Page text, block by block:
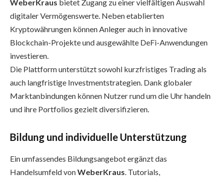
WeberKraus bietet Zugang zu einer vielfältigen Auswahl
digitaler Vermögenswerte. Neben etablierten
Kryptowährungen können Anleger auch in innovative
Blockchain-Projekte und ausgewählte DeFi-Anwendungen
investieren.
Die Plattform unterstützt sowohl kurzfristiges Trading als
auch langfristige Investmentstrategien. Dank globaler
Marktanbindungen können Nutzer rund um die Uhr handeln
und ihre Portfolios gezielt diversifizieren.
Bildung und individuelle Unterstützung
Ein umfassendes Bildungsangebot ergänzt das
Handelsumfeld vonWeberKraus. Tutorials,